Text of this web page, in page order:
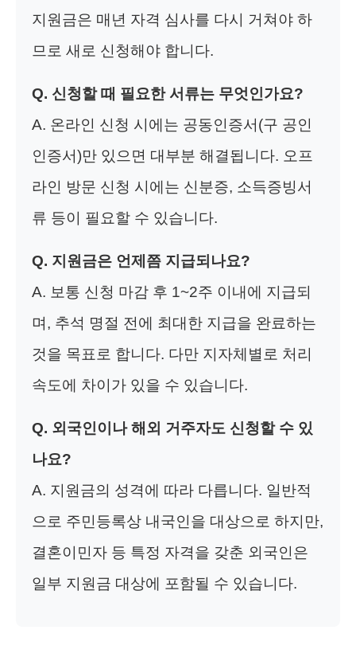
지원금은 매년 자격 심사를 다시 거쳐야 하
므로 새로 신청해야 합니다.
Q. 신청할 때 필요한 서류는 무엇인가요?
A. 온라인 신청 시에는 공동인증서(구 공인
인증서)만 있으면 대부분 해결됩니다. 오프
라인 방문 신청 시에는 신분증, 소득증빙서
류 등이 필요할 수 있습니다.
Q. 지원금은 언제쯤 지급되나요?
A. 보통 신청 마감 후 1~2주 이내에 지급되
며, 추석 명절 전에 최대한 지급을 완료하는
것을 목표로 합니다. 다만 지자체별로 처리
속도에 차이가 있을 수 있습니다.
Q. 외국인이나 해외 거주자도 신청할 수 있
나요?
A. 지원금의 성격에 따라 다릅니다. 일반적
으로 주민등록상 내국인을 대상으로 하지만,
결혼이민자 등 특정 자격을 갖춘 외국인은
일부 지원금 대상에 포함될 수 있습니다.